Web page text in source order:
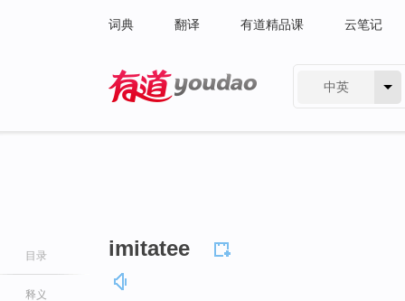
词典 翻译 有道精品课 云笔记
中英
目录
释义
imitatee